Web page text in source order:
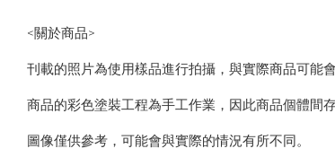
<關於商品>
刊載的照片為使用樣品進行拍攝，與實際商品可能
商品的彩色塗裝工程為手工作業，因此商品個體間
圖像僅供參考，可能會與實際的情況有所不同。